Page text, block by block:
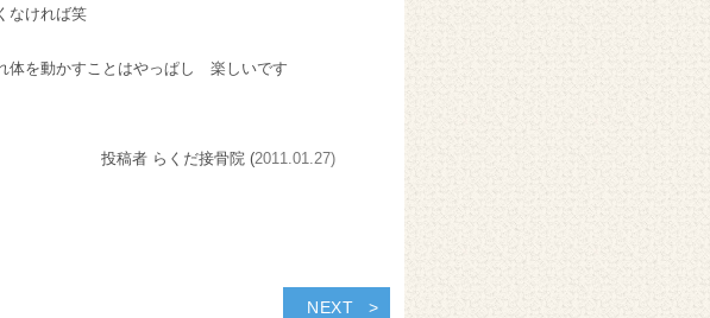
なければ笑
を動かすことはやっぱし 楽しいです
投稿者 らくだ接骨院 (2011.01.27)
NEXT